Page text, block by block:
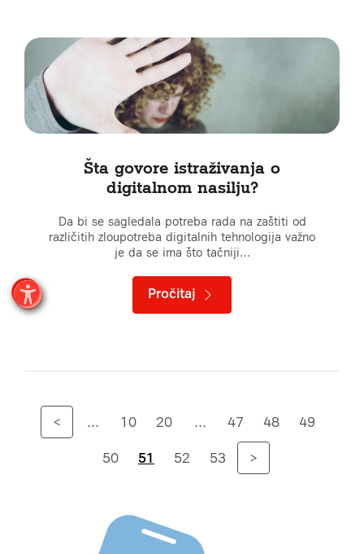
Šta govore istraživanja o
digitalnom nasilju?
Da bi se sagledala potreba rada na zaštiti od
različitih zloupotreba digitalnih tehnologija važno
je da se ima što tačniji…
Pročitaj
< ... 10 20 ... 47 48 49
50 51 52 53 >